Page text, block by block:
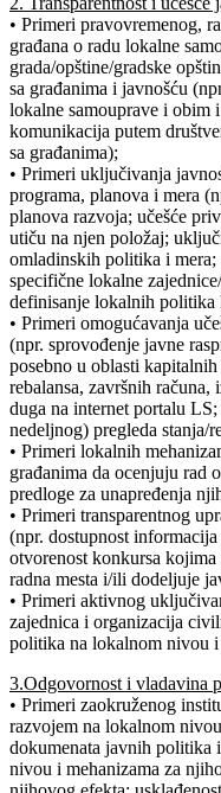
• Primeri pravovremenog,
građana o radu lokalne
grada/opštine/gradske
sa građanima i javnošću
lokalne samouprave i obim
komunikacija putem
sa građanima);
• Primeri uključivanja
programa, planova i mera
planova razvoja; učešće
utiču na njen položaj;
omladinskih politika i
specifične lokalne
definisanje lokalnih politika
• Primeri omogućavanja
(npr. sprovođenje javne
posebno u oblasti
rebalansa, završnih
duga na internet portalu
nedeljnog) pregleda stanja/
• Primeri lokalnih
građanima da ocenjuju rad
predloge za unapređenja
• Primeri transparentnog
(npr. dostupnost
otvorenost konkursa
radna mesta i/ili dodeljuje
• Primeri aktivnog
zajednica i organizacija
politika na lokalnom nivou
3.Odgovornost i vladavina
• Primeri zaokruženog
razvojem na lokalnom
dokumenata javnih politika
nivou i mehanizama za